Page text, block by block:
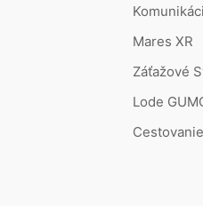
Mares XR
Záťažové
Lode